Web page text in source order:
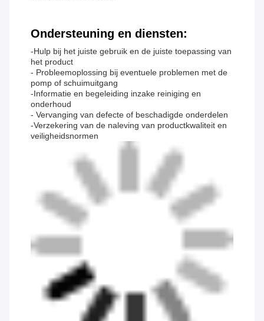
Ondersteuning en diensten:
-Hulp bij het juiste gebruik en de juiste toepassing van
het product
- Probleemoplossing bij eventuele problemen met de
pomp of schuimuitgang
-Informatie en begeleiding inzake reiniging en
onderhoud
- Vervanging van defecte of beschadigde onderdelen
-Verzekering van de naleving van productkwaliteit en
veiligheidsnormen